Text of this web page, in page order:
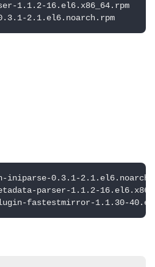
1.1.2-16.el6.x86_64.rpm
2.1.el6.noarch.rpm
iniparse-0.3.1-
parser-1.1.2-
fastestmirror-1.1.30-